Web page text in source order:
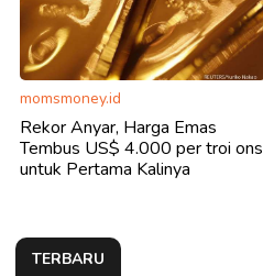
momsmoney.id
Rekor Anyar, Harga Emas
Tembus US$ 4.000 per troi ons
untuk Pertama Kalinya
TERBARU